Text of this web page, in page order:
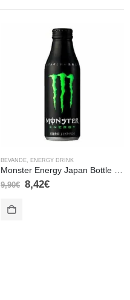
BEVANDE ENERGY DRINK
9,90€ 8,42€